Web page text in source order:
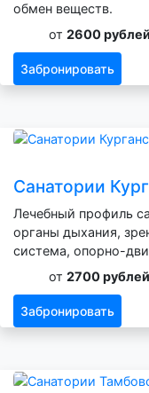
обмен веществ.
от 2600 рублей
Забронировать
Санатории
Лечебный профиль
органы дыхания,
система, опорно-
от 2700 рублей
Забронировать